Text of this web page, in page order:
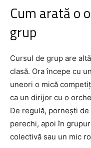
Cum arată o
grup
Cursul de grup are
clasă. Ora începe cu
uneori o mică
ca un dirijor cu o
De regulă, pornești
perechi, apoi în
colectivă sau un mic